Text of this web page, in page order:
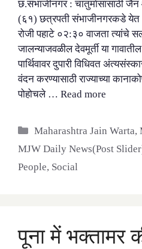
छ.संभाजीनगर : चातुर्मासासाठी जैन
(६१) छत्रपती संभाजीनगरकडे येत
रोजी पहाटे ०२:३० वाजता त्यांचे
जालन्याजवळील देवमूर्ती या
पार्थिवावर दुपारी विधिवत
वंदन करण्यासाठी राज्याच्या
पोहोचले … Read more
Categories
Maharashtra Jain Warta,
MJW Daily News(Post
People, Social
पूना में भक्तामर